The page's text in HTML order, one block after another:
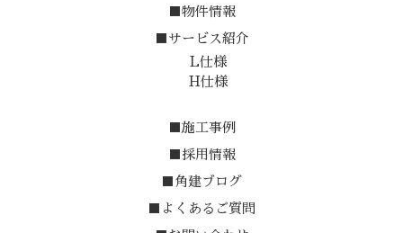
■物件情報
■サービス紹介
L仕様
H仕様
■施工事例
■採用情報
■角建ブログ
■よくあるご質問